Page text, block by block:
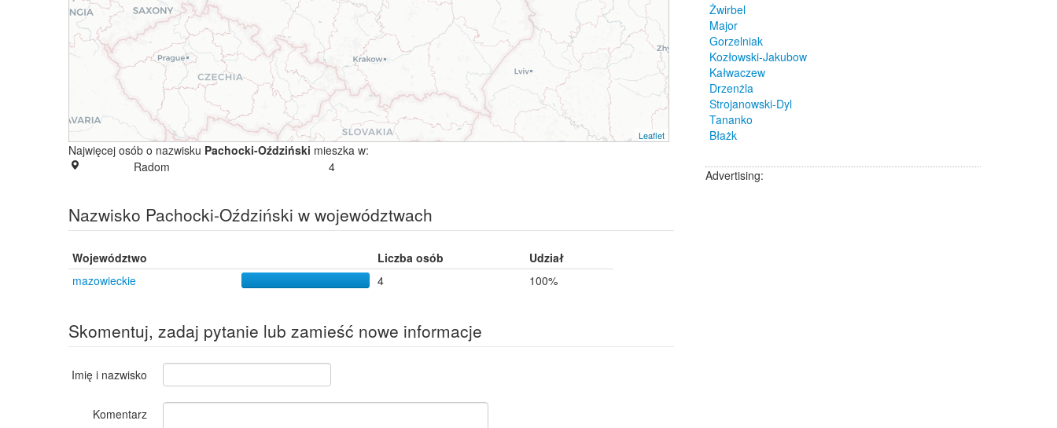
Leaflet
Najwięcej osób o nazwisku Pachocki-Oździński mieszka w:
Radom
4
Nazwisko Pachocki-Oździński w województwach
Województwo Liczba osób
Udział
mazowieckie
4 100%
Skomentuj, zadaj pytanie lub zamieść nowe informacje
Imię i nazwisko
Komentarz
Żwirbel
Major
Gorzelniak
Kozłowski-Jakubow
Kałwaczew
Drzenżla
Strojanowski-Dyl
Tananko
Błażk
Advertising: